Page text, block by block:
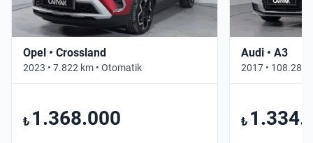
Opel • Crossland
2023 • 7.822 km • Otomatik
₺ 1.368.000
Audi • A3
2017 • 108.283
₺